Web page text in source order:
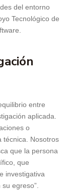
del entorno
Tecnológico de
entre
aplicada.
o
técnica. Nosotros
que la persona
que
investigativa
egreso”.